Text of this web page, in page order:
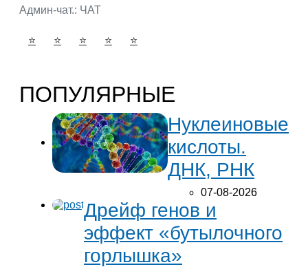
Админ-чат.: ЧАТ
⭐ ⭐ ⭐ ⭐ ⭐
ПОПУЛЯРНЫЕ
Нуклеиновые
кислоты.
ДНК, РНК
07-08-2026
Дрейф генов и
эффект «бутылочного
горлышка»